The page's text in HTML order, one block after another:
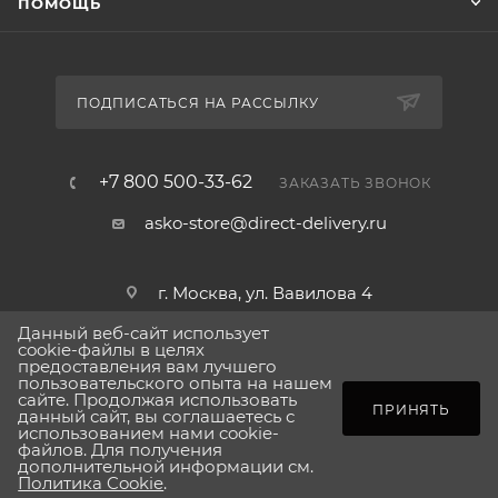
ПОД ЗАКАЗ
ПОДПИСАТЬСЯ НА РАССЫЛКУ
+7 800 500-33-62 ЗАКАЗАТЬ ЗВОНОК
asko-store@direct-delivery.ru
г. Москва, ул. Вавилова 4
2026 © Сделано в direct-delivery.ru
Данный веб-сайт использует
cookie-файлы в целях
предоставления вам лучшего
пользовательского опыта на нашем
сайте. Продолжая использовать
данный сайт, вы соглашаетесь с
использованием нами cookie-
файлов. Для получения
дополнительной информации см.
Политика Cookie.
ПРИНЯТЬ